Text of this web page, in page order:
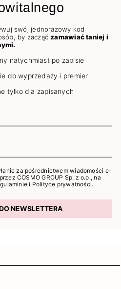
swój jednorazowy kod
by zacząćzamawiać taniej i
natychmiast po zapisie
do wyprzedaży i premier
tylko dla zapisanych
za pośrednictwem wiadomości e-
COSMO GROUP Sp. z o.o., na
i Polityce prywatności.
NEWSLETTERA